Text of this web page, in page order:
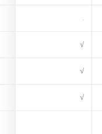
–
√
√
√